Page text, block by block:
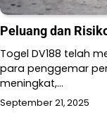
Peluang dan
Togel DV188 telah
para penggemar
meningkat,…
September 21, 2025